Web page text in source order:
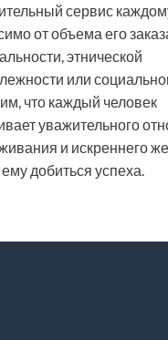
сервис
от объема его
этнической
или
что каждый человек
уважительного
и искреннего
добиться успеха.